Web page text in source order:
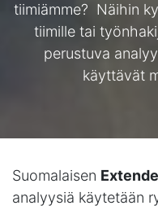
tiimiämme? Näihin
tiimille tai
perustuva
käyttävät
Suomalaisen
analyysiä käytetään